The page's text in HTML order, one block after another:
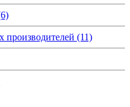
производителей (11)